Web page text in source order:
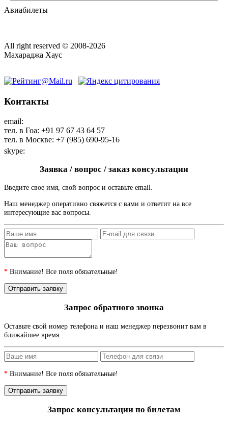
Авиабилеты
All right reserved © 2008-2026
Махараджа Хаус
Контакты
email:
тел. в Гоа: +91 97 67 43 64 57
тел. в Москве: +7 (985) 690-95-16
skype:
Заявка / вопрос / заказ консультации
Введите свое имя, свой вопрос и оставьте email.
Наш менеджер оперативно свяжется с вами и ответит на все
интересующие вас вопросы.
* Внимание! Все поля обязательные!
Запрос обратного звонка
Оставьте свой номер телефона и наш менеджер перезвонит вам в
ближайшее время.
* Внимание! Все поля обязательные!
Запрос консультации по билетам